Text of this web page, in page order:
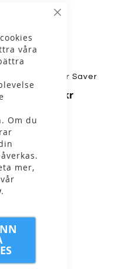
våra
Om du
mer,
.
Icebug - Floor Saver
349,00 kr